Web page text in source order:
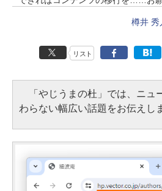
樽井 秀
リスト
「やじうまの杜」では、ニュ
わらない幅広い話題をお伝えし